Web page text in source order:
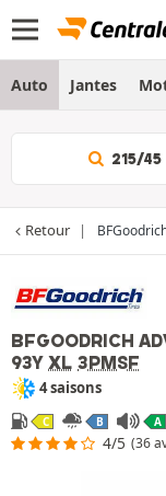
Auto Jantes
215/
Retour
BFGOODRICH
93Y XL 3PMSF
4 saisons
C B A
4/5 (36